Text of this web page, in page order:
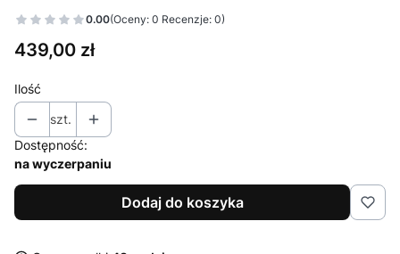
0.00(Oceny: 0 Recenzje: 0)
Cena
439,00 zł
Ilość
szt.
Dostępność:
na wyczerpaniu
Dodaj do koszyka